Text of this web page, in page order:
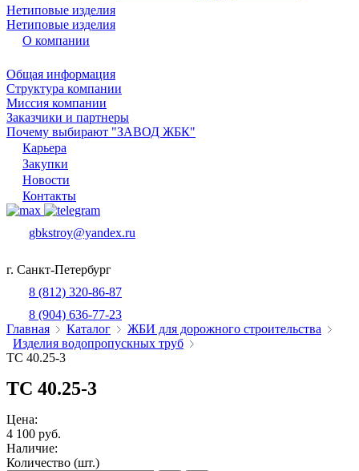
Нетиповые изделия
Нетиповые изделия
О компании
Общая информация
Структура компании
Миссия компании
Заказчики и партнеры
Почему выбирают "ЗАВОД ЖБК"
Карьера
Закупки
Новости
Контакты
gbkstroy@yandex.ru
г. Санкт-Петербург
8 (812) 320-86-87
8 (904) 636-77-23
Главная
Каталог
ЖБИ для дорожного строительства
Изделия водопропускных труб
ТС 40.25-3
ТС 40.25-3
Цена:
4 100 руб.
Наличие:
Количество (шт.)